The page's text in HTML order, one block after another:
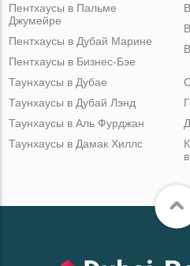
Пентхаусы в Пальме
Джумейре
Пентхаусы в Дубай Марине
Пентхаусы в Бизнес-Бэе
Таунхаусы в Дубае
Таунхаусы в Дубай Лэнд
Таунхаусы в Аль Фурджан
Таунхаусы в Дамак Хиллс